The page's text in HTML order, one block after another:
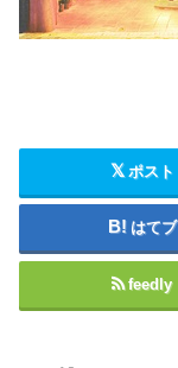
ポスト
はてブ
feedly